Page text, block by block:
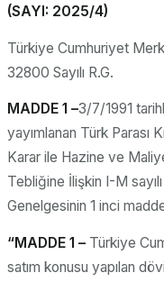
(SAYI: 2025/4)
Türkiye Cumhuriyet
32800 Sayılı R.G.
MADDE 1 –3/7/1991
yayımlanan Türk Parası
Karar ile Hazine ve
Tebliğine İlişkin I-M
Genelgesinin 1 inci
“MADDE 1 – Türkiye
satım konusu yapılan